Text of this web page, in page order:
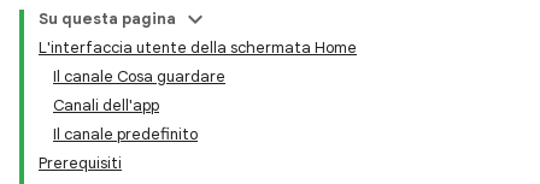
Su questa pagina
L'interfaccia utente della schermata Home
Il canale Cosa guardare
Canali dell'app
Il canale predefinito
Prerequisiti